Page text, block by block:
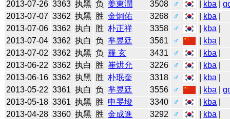
2013-07-26 3363 执黑 负 姜東潤 3508 ♂ kba |
2013-07-07 3362 执黑 胜 金炯佑 3268 ♂ kba
2013-07-06 3362 执白 胜 朴正祥 3358 ♂ kba
2013-07-04 3362 执白 负 芈昱廷 3561 ♂ kba
2013-07-02 3362 执黑 负 羅 玄 3431 ♂ kba
2013-06-22 3362 执白 胜 崔烘允 3226 ♂ kba
2013-06-16 3362 执黑 胜 朴珉奎 3318 ♂ kba
2013-05-22 3361 执白 负 芈昱廷 3556 ♂ kba |
2013-05-18 3361 执黑 胜 申旻埈 3340 ♂ kba
2013-04-28 3360 执黑 胜 金成進 3292 ♂ kba